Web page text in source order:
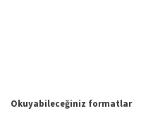
Okuyabileceğiniz formatlar